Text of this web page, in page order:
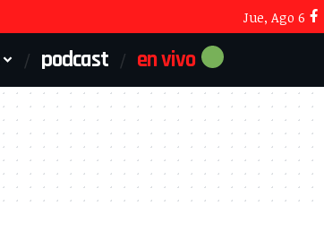
Jue, Ago 6
podcast en vivo